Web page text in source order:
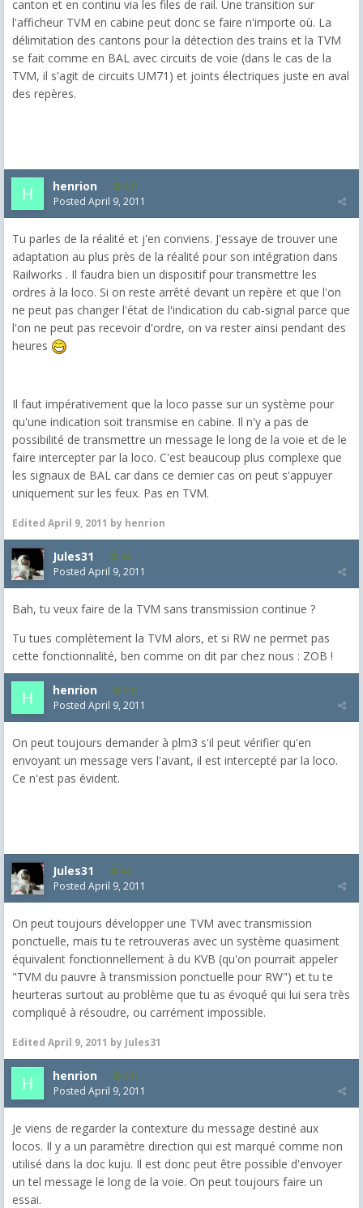
canton et en continu via les files de rail. Une transition sur
l'afficheur TVM en cabine peut donc se faire n'importe où. La
délimitation des cantons pour la détection des trains et la TVM
se fait comme en BAL avec circuits de voie (dans le cas de la
TVM, il s'agit de circuits UM71) et joints électriques juste en aval
des repères.
henrion 101
Posted April 9, 2011
Tu parles de la réalité et j'en conviens. J'essaye de trouver une
adaptation au plus près de la réalité pour son intégration dans
Railworks . Il faudra bien un dispositif pour transmettre les
ordres à la loco. Si on reste arrêté devant un repère et que l'on
ne peut pas changer l'état de l'indication du cab-signal parce que
l'on ne peut pas recevoir d'ordre, on va rester ainsi pendant des
heures
Il faut impérativement que la loco passe sur un système pour
qu'une indication soit transmise en cabine. Il n'y a pas de
possibilité de transmettre un message le long de la voie et de le
faire intercepter par la loco. C'est beaucoup plus complexe que
les signaux de BAL car dans ce dernier cas on peut s'appuyer
uniquement sur les feux. Pas en TVM.
Edited April 9, 2011 by henrion
Jules31 44
Posted April 9, 2011
Bah, tu veux faire de la TVM sans transmission continue ?
Tu tues complètement la TVM alors, et si RW ne permet pas
cette fonctionnalité, ben comme on dit par chez nous : ZOB !
henrion 101
Posted April 9, 2011
On peut toujours demander à plm3 s'il peut vérifier qu'en
envoyant un message vers l'avant, il est intercepté par la loco.
Ce n'est pas évident.
Jules31 44
Posted April 9, 2011
On peut toujours développer une TVM avec transmission
ponctuelle, mais tu te retrouveras avec un système quasiment
équivalent fonctionnellement à du KVB (qu'on pourrait appeler
"TVM du pauvre à transmission ponctuelle pour RW") et tu te
heurteras surtout au problème que tu as évoqué qui lui sera très
compliqué à résoudre, ou carrément impossible.
Edited April 9, 2011 by Jules31
henrion 101
Posted April 9, 2011
Je viens de regarder la contexture du message destiné aux
locos. Il y a un paramètre direction qui est marqué comme non
utilisé dans la doc kuju. Il est donc peut être possible d'envoyer
un tel message le long de la voie. On peut toujours faire un
essai.